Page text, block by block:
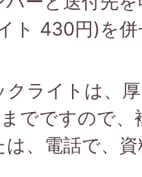
ト 430円)を
クライトは、
でですので、
、電話で、